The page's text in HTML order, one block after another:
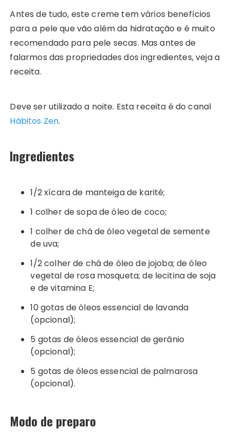
Antes de tudo, este creme tem vários benefícios
para a pele que vão além da hidratação e é muito
recomendado para pele secas. Mas antes de
falarmos das propriedades dos ingredientes, veja a
receita.
Deve ser utilizado a noite. Esta receita é do canal
Hábitos Zen.
Ingredientes
1/2 xícara de manteiga de karité;
1 colher de sopa de óleo de coco;
1 colher de chá de óleo vegetal de semente
de uva;
1/2 colher de chá de óleo de jojoba; de óleo
vegetal de rosa mosqueta; de lecitina de soja
e de vitamina E;
10 gotas de óleos essencial de lavanda
(opcional);
5 gotas de óleos essencial de gerânio
(opcional);
5 gotas de óleos essencial de palmarosa
(opcional).
Modo de preparo